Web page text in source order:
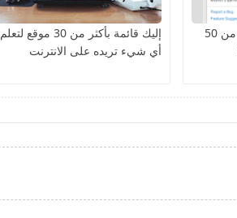
اشحن حسابك بايونير بأزيد من 50
إليك قائمة بأكثر من 30 موقع لتعلم
أي شيء تريده على الانترنت